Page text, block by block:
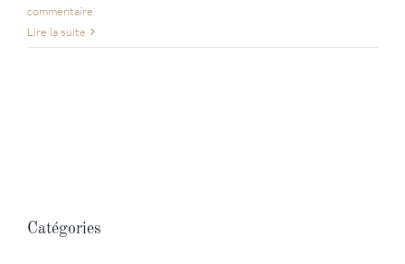
commentaire
Lire la suite
Catégories